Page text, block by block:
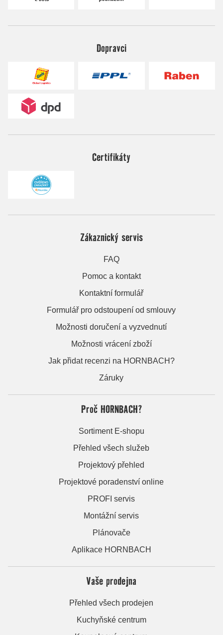
Dopravci
Certifikáty
Zákaznický servis
FAQ
Pomoc a kontakt
Kontaktní formulář
Formulář pro odstoupení od smlouvy
Možnosti doručení a vyzvednutí
Možnosti vrácení zboží
Jak přidat recenzi na HORNBACH?
Záruky
Proč HORNBACH?
Sortiment E-shopu
Přehled všech služeb
Projektový přehled
Projektové poradenství online
PROFI servis
Montážní servis
Plánovače
Aplikace HORNBACH
Vaše prodejna
Přehled všech prodejen
Kuchyňské centrum